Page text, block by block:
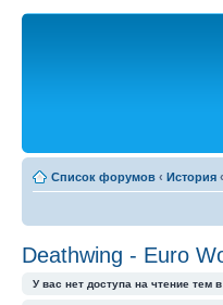
Список форумов ‹ История ‹
Deathwing - Euro
У вас нет доступа на чтение тем